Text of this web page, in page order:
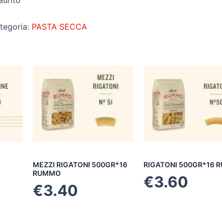
PASTA SECCA
MEZZI RIGATONI 500GR*16
RUMMO
€3.40
RIGATONI 500GR*16
€3.60